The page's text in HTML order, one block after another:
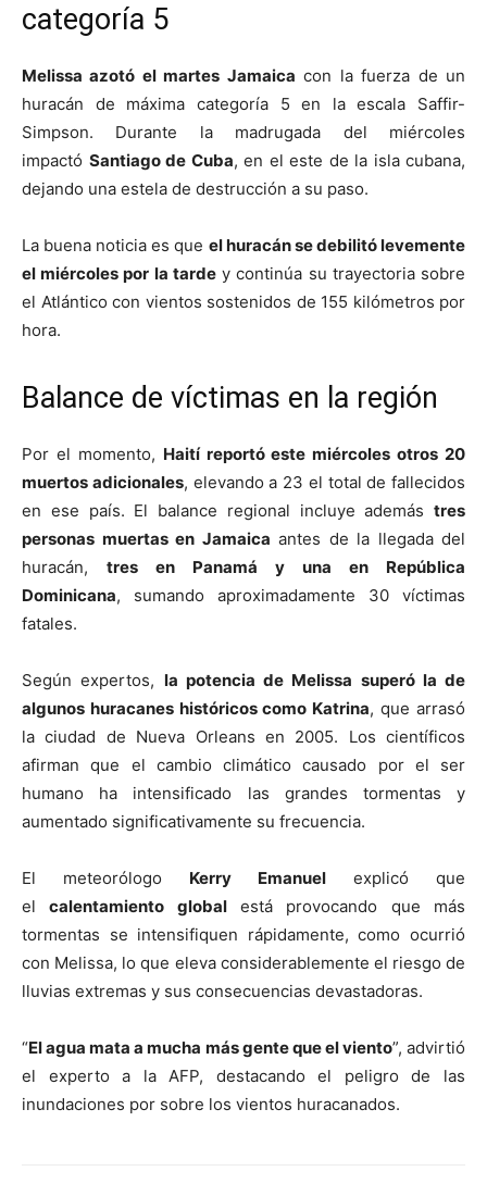
categoría 5
Melissa azotó el martes Jamaica con la fuerza de un
huracán de máxima categoría 5 en la escala Saffir-
Simpson. Durante la madrugada del miércoles
impactó Santiago de Cuba, en el este de la isla cubana,
dejando una estela de destrucción a su paso.
La buena noticia es que el huracán se debilitó levemente
el miércoles por la tardey continúa su trayectoria sobre
el Atlántico con vientos sostenidos de 155 kilómetros por
hora.
Balance de víctimas en la región
Por el momento, Haití reportó este miércoles otros 20
muertos adicionales, elevando a 23 el total de fallecidos
en ese país. El balance regional incluye además tres
personas muertas en Jamaica antes de la llegada del
huracán, tres en Panamá y una en República
Dominicana, sumando aproximadamente 30 víctimas
fatales.
Según expertos, la potencia de Melissa superó la de
algunos huracanes históricos como Katrina, que arrasó
la ciudad de Nueva Orleans en 2005. Los científicos
afirman que el cambio climático causado por el ser
humano ha intensificado las grandes tormentas y
aumentado significativamente su frecuencia.
El meteorólogo Kerry Emanuel explicó que
elcalentamiento globalestá provocando que más
tormentas se intensifiquen rápidamente, como ocurrió
con Melissa, lo que eleva considerablemente el riesgo de
lluvias extremas y sus consecuencias devastadoras.
“El agua mata a mucha más gente que el viento”, advirtió
el experto a la AFP, destacando el peligro de las
inundaciones por sobre los vientos huracanados.